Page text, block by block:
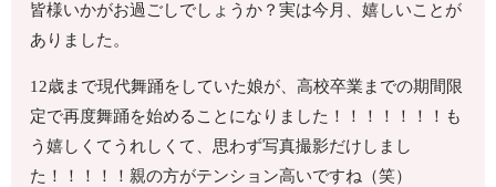
皆様いかがお過ごしでしょうか？実は今月、嬉しいことが
ありました。
12歳まで現代舞踊をしていた娘が、高校卒業までの期間限
定で再度舞踊を始めることになりました！！！！！！！も
う嬉しくてうれしくて、思わず写真撮影だけしまし
た！！！！！親の方がテンション高いですね（笑）